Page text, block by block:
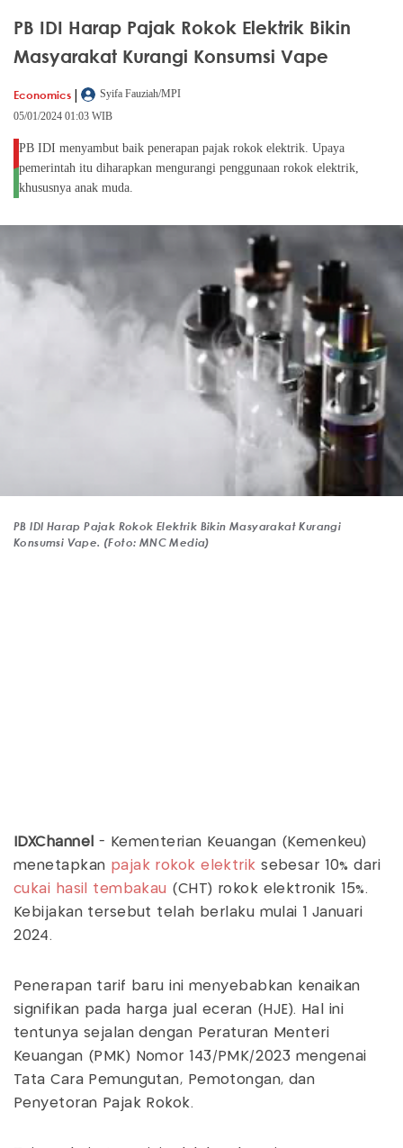
PB IDI Harap Pajak Rokok Elektrik Bikin
Masyarakat Kurangi Konsumsi Vape
Economics |
Syifa Fauziah/MPI
05/01/2024 01:03 WIB
PB IDI menyambut baik penerapan pajak rokok elektrik. Upaya
pemerintah itu diharapkan mengurangi penggunaan rokok elektrik,
khususnya anak muda.
PB IDI Harap Pajak Rokok Elektrik Bikin Masyarakat Kurangi
Konsumsi Vape. (Foto: MNC Media)
IDXChannel
- Kementerian Keuangan (Kemenkeu)
menetapkan pajak rokok elektrik sebesar 10% dari
cukai hasil tembakau (CHT) rokok elektronik 15%.
Kebijakan tersebut telah berlaku mulai 1 Januari
2024.
Penerapan tarif baru ini menyebabkan kenaikan
signifikan pada harga jual eceran (HJE). Hal ini
tentunya sejalan dengan Peraturan Menteri
Keuangan (PMK) Nomor 143/PMK/2023 mengenai
Tata Cara Pemungutan, Pemotongan, dan
Penyetoran Pajak Rokok.